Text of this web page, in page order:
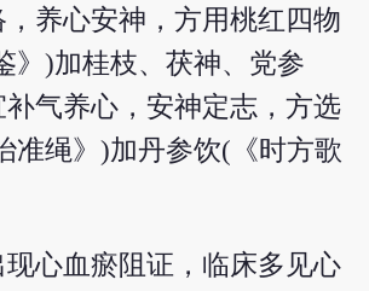
养心安神，方用桃红四物
》)加桂枝、茯神、党参
气养心，安神定志，方选
准绳》)加丹参饮(《时方歌
心血瘀阻证，临床多见心